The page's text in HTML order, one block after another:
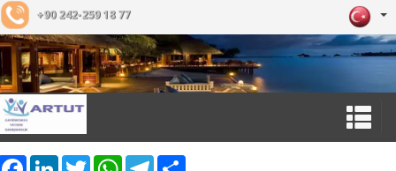
+90 242-259 18 77
FacebookLinkedInTwitter WhatsAppTelegram